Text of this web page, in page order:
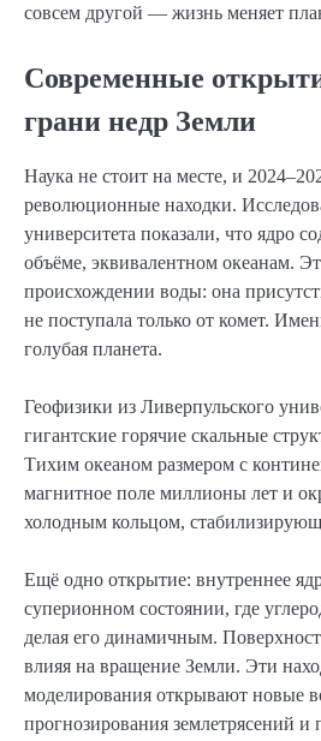
совсем другой — жизнь меняет
Современные
грани недр Земли
Наука не стоит на месте, и
революционные находки.
университета показали, что ядро
объёме, эквивалентном океанам.
происхождении воды: она
не поступала только от комет.
голубая планета.
Геофизики из Ливерпульского
гигантские горячие скальные
Тихим океаном размером с
магнитное поле миллионы лет и
холодным кольцом,
Ещё одно открытие: внутреннее
суперионном состоянии, где
делая его динамичным.
влияя на вращение Земли. Эти
моделирования открывают новые
прогнозирования землетрясений